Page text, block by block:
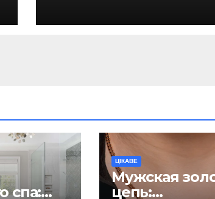
спа:
ЦІКАВЕ
Мужская
цепь: